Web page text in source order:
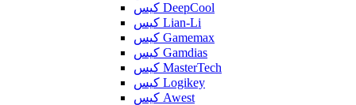
کیس DeepCool
کیس Lian-Li
کیس Gamemax
کیس Gamdias
کیس MasterTech
کیس Logikey
کیس Awest